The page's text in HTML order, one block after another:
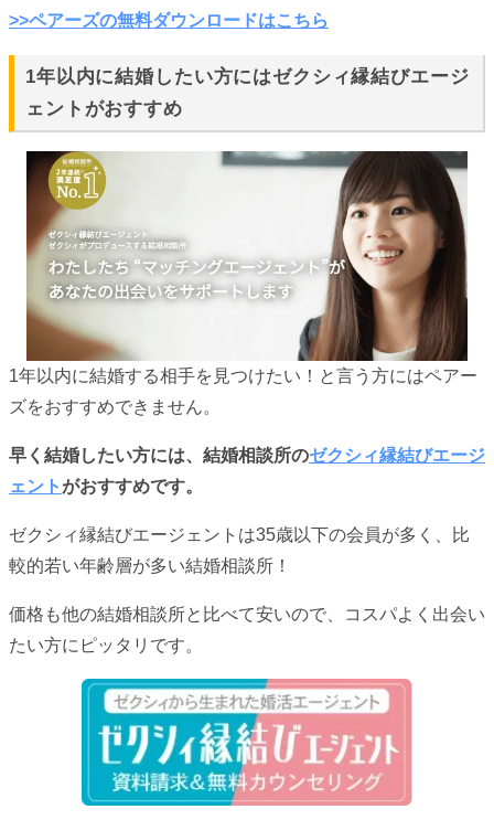
>>ペアーズの無料ダウンロードはこちら
1年以内に結婚したい方にはゼクシィ縁結びエージ
ェントがおすすめ
1年以内に結婚する相手を見つけたい！と言う方にはペアー
ズをおすすめできません。
早く結婚したい方には、結婚相談所のゼクシィ縁結びエージ
ェント がおすすめです。
ゼクシィ縁結びエージェントは35歳以下の会員が多く、比
較的若い年齢層が多い結婚相談所！
価格も他の結婚相談所と比べて安いので、コスパよく出会い
たい方にピッタリです。